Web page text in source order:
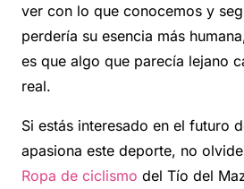
ver con lo que conocemos y
perdería su esencia más
es que algo que parecía lejano
real.
Si estás interesado en el futuro
apasiona este deporte, no
Ropa de ciclismo del Tío del